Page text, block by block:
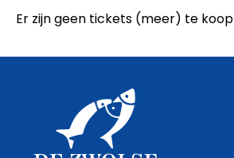
Er zijn geen tickets (meer) te koop